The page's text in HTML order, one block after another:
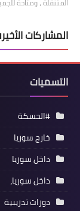
المتنقلة ، ومتاحة
المشاركات
التسميات
#الحسكة
خارج سوريا
داخل سوريا
داخل سوريا،
دورات تدريبية